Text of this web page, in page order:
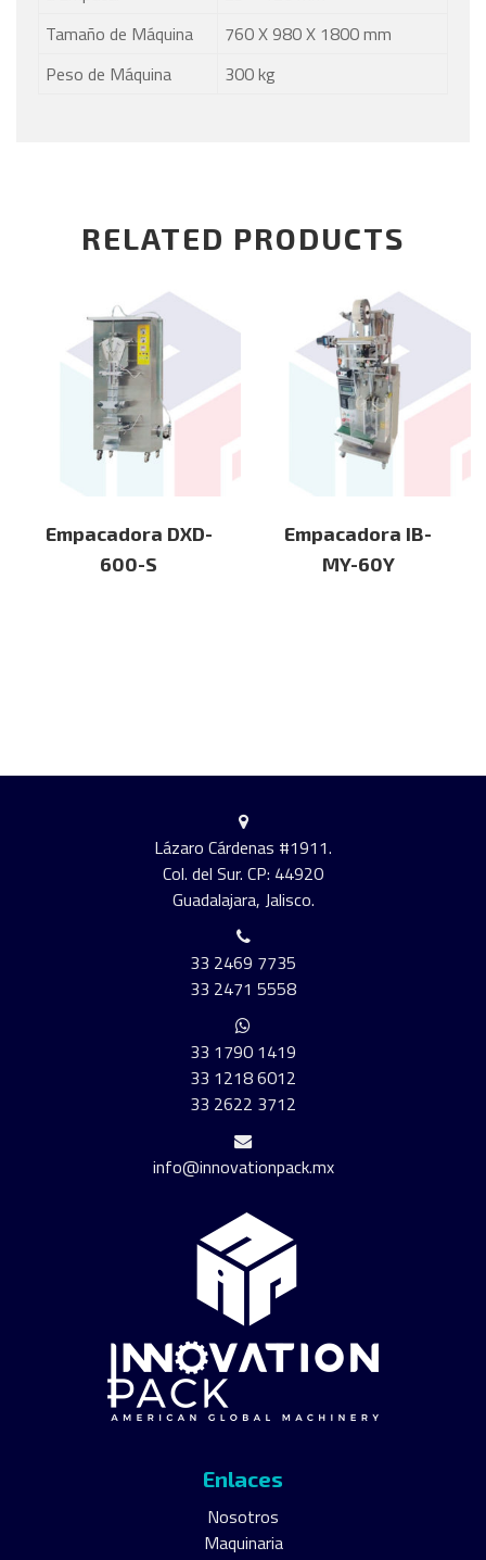
Tamaño de Máquina
760 X 980 X 1800 mm
Peso de Máquina
300 kg
RELATED PRODUCTS
Empacadora DXD-
600-S
Empacadora IB-
MY-60Y
Lázaro Cárdenas #1911.
Col. del Sur. CP: 44920
Guadalajara, Jalisco.
33 2469 7735
33 2471 5558
33 1790 1419
33 1218 6012
33 2622 3712
info@innovationpack.mx
Enlaces
Nosotros
Maquinaria